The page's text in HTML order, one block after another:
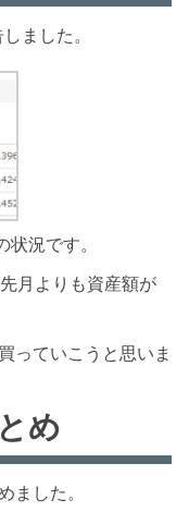
ました。
況です。
月よりも資産額が
っていこうと思いま
め
ました。